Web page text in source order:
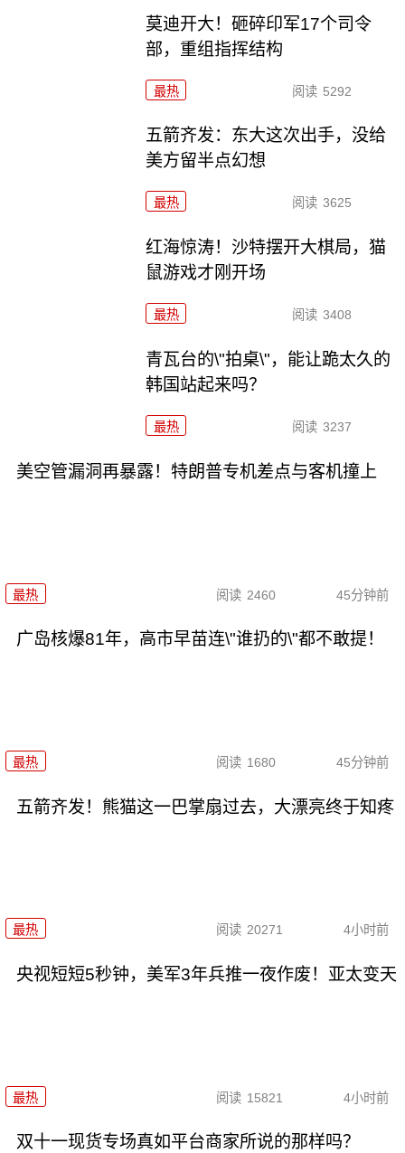
莫迪开大！砸碎印军17个司令
部，重组指挥结构
最热 阅读 5292
五箭齐发：东大这次出手，没给
美方留半点幻想
最热 阅读 3625
红海惊涛！沙特摆开大棋局，猫
鼠游戏才刚开场
最热 阅读 3408
青瓦台的\"拍桌\"，能让跪太久的
韩国站起来吗？
最热 阅读 3237
美空管漏洞再暴露！特朗普专机差点与客机撞上
最热 阅读 2460 45分钟前
广岛核爆81年，高市早苗连\"谁扔的\"都不敢提！
最热 阅读 1680 45分钟前
五箭齐发！熊猫这一巴掌扇过去，大漂亮终于知疼
最热 阅读 20271 4小时前
央视短短5秒钟，美军3年兵推一夜作废！亚太变天
最热 阅读 15821 4小时前
双十一现货专场真如平台商家所说的那样吗？